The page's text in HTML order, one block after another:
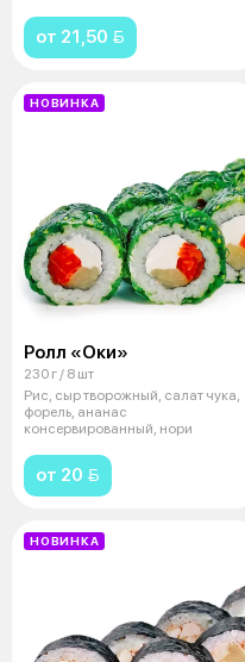
от 21,50 
НОВИНКА
Ролл «Оки»
230 г / 8 шт
Рис, сыр творожный, салат чука,
форель, ананас
консервированный, нори
от 20 
НОВИНКА